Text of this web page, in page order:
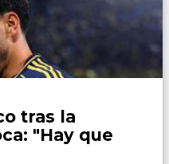
tras la
"Hay que